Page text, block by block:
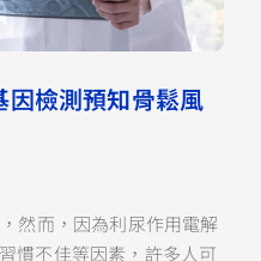
因檢測預知骨鬆風
然而，因為利尿作用電解
慣不佳等因素，許多人可